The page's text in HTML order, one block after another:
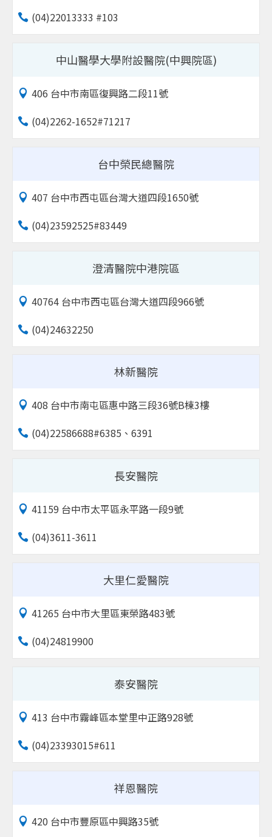
(04)22013333 #103
中山醫學大學附設醫院(中興院區)
406 台中市南區復興路二段11號
(04)2262-1652#71217
台中榮民總醫院
407 台中市西屯區台灣大道四段1650號
(04)23592525#83449
澄清醫院中港院區
40764 台中市西屯區台灣大道四段966號
(04)24632250
林新醫院
408 台中市南屯區惠中路三段36號B棟3樓
(04)22586688#6385、6391
長安醫院
41159 台中市太平區永平路一段9號
(04)3611-3611
大里仁愛醫院
41265 台中市大里區東榮路483號
(04)24819900
泰安醫院
413 台中市霧峰區本堂里中正路928號
(04)23393015#611
祥恩醫院
420 台中市豐原區中興路35號